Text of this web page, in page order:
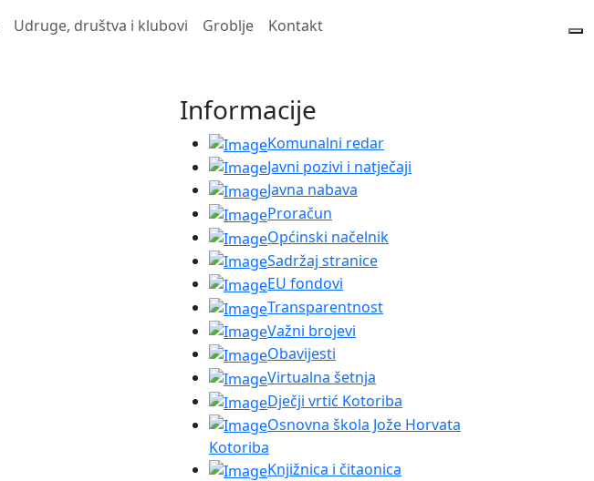
Udruge, društva i klubovi Groblje Kontakt
Informacije
Komunalni redar
Javni pozivi i natječaji
Javna nabava
Proračun
Općinski načelnik
Sadržaj stranice
EU fondovi
Transparentnost
Važni brojevi
Obavijesti
Virtualna šetnja
Dječji vrtić Kotoriba
Osnovna škola Jože Horvata
Kotoriba
Knjižnica i čitaonica